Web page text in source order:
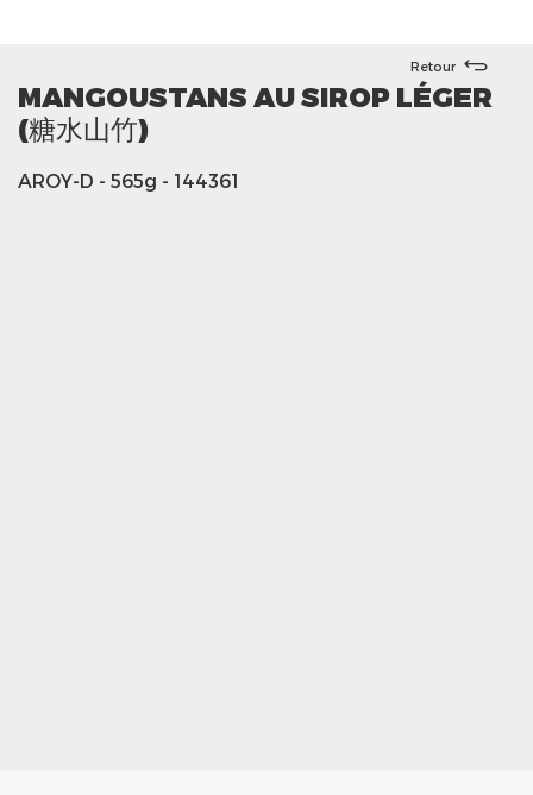
Retour
MANGOUSTANS AU SIROP LÉGER
(糖水山竹)
AROY-D - 565g - 144361